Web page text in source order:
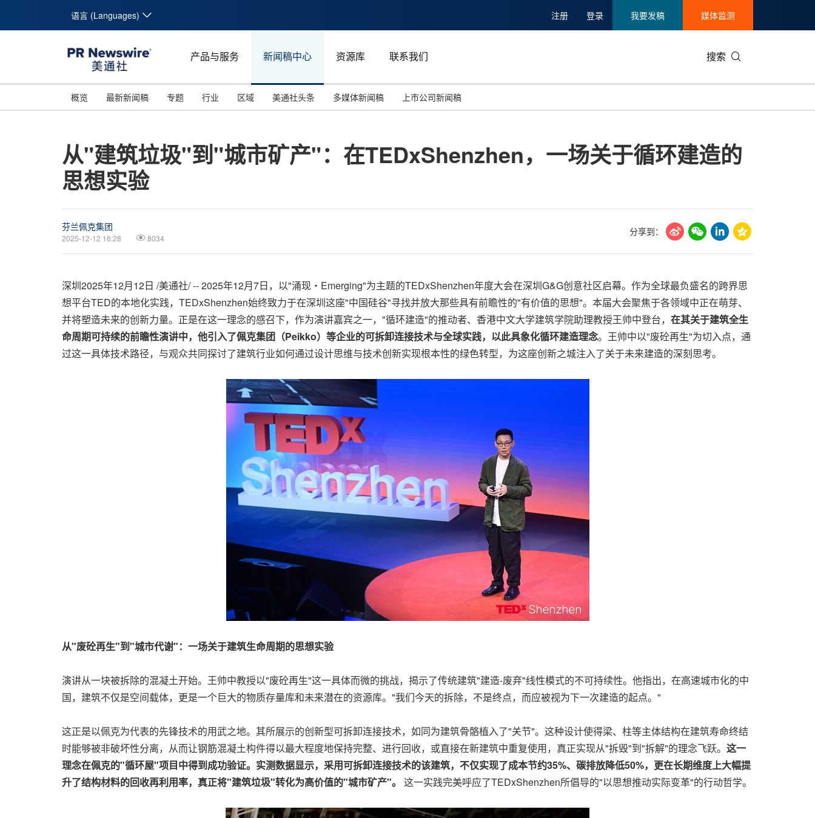
语言 (Languages) 注册 登录 我要发稿 媒体监测
产品与服务 新闻稿中心 资源库 联系我们 搜索
概览 最新新闻稿 专题
投资并购
碳中和
行业
能源化工与环保
娱乐时尚与艺术
区域
马来西亚
新加坡
美通社头条 多媒体新闻稿 上市公司新闻稿
从"建筑垃圾"到"城市矿产"：在TEDxShenzhen，一场关于循环建造的
思想实验
芬兰佩克集团
2025-12-12 16:28 8034
分享到：
深圳2025年12月12日 /美通社/ -- 2025年12月7日，以"涌现・Emerging"为主题的TEDxShenzhen年度大会在深圳G&G创意社区启幕。作为全球最负盛名的跨界思
想平台TED的本地化实践，TEDxShenzhen始终致力于在深圳这座"中国硅谷"寻找并放大那些具有前瞻性的"有价值的思想"。本届大会聚焦于各领域中正在萌芽、
并将塑造未来的创新力量。正是在这一理念的感召下， 作为演讲嘉宾之一，"循环建造"的推动者、香港中文大学建筑学院助理教授王帅中登台， 在其关于建筑全生
命周期可持续的前瞻性演讲中，他引入了佩克集团（Peikko）等企业的可拆卸连接技术与全球实践，以此具象化循环建造理念。王帅中以"废砼再生"为切入点，通
过这一具体技术路径，与观众共同探讨了建筑行业如何通过设计思维与技术创新实现根本性的绿色转型，为这座创新之城注入了关于未来建造的深刻思考。
从"废砼再生"到"城市代谢"：一场关于建筑生命周期的思想实验
演讲从一块被拆除的混凝土开始。王帅中教授以"废砼再生"这一具体而微的挑战，揭示了传统建筑"建造-废弃"线性模式的不可持续性。他指出，在高速城市化的中
国，建筑不仅是空间载体，更是一个巨大的物质存量库和未来潜在的资源库。"我们今天的拆除，不是终点，而应被视为下一次建造的起点。"
这正是以佩克为代表的先锋技术的用武之地。其所展示的创新型可拆卸连接技术，如同为建筑骨骼植入了"关节"。这种设计使得梁、柱等主体结构在建筑寿命终结
时能够被非破坏性分离，从而让钢筋混凝土构件得以最大程度地保持完整、进行回收，或直接在新建筑中重复使用，真正实现从"拆毁"到"拆解"的理念飞跃。 这一
理念在佩克的"循环屋"项目中得到成功验证。实测数据显示，采用可拆卸连接技术的该建筑，不仅实现了成本节约35%、碳排放降低50%，更在长期维度上大幅提
升了结构材料的回收再利用率，真正将"建筑垃圾"转化为高价值的"城市矿产"。 这一实践完美呼应了TEDxShenzhen所倡导的"以思想推动实际变革"的行动哲学。